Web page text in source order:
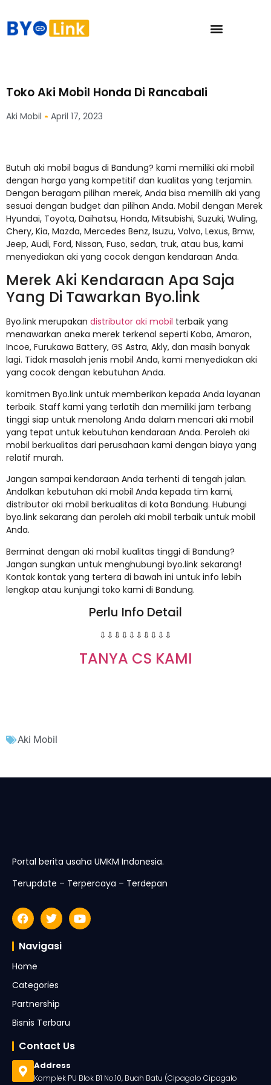
Toko Aki Mobil Honda Di Rancabali
Aki Mobil April 17, 2023
Butuh aki mobil bagus di Bandung? kami memiliki aki mobil
dengan harga yang kompetitif dan kualitas yang terjamin.
Dengan beragam pilihan merek, Anda bisa memilih aki yang
sesuai dengan budget dan pilihan Anda. Mobil dengan Merek
Hyundai, Toyota, Daihatsu, Honda, Mitsubishi, Suzuki, Wuling,
Chery, Kia, Mazda, Mercedes Benz, Isuzu, Volvo, Lexus, Bmw,
Jeep, Audi, Ford, Nissan, Fuso, sedan, truk, atau bus, kami
menyediakan aki yang cocok dengan kendaraan Anda.
Merek Aki Kendaraan Apa Saja
Yang Di Tawarkan Byo.link
Byo.link merupakan distributor aki mobil terbaik yang
menawarkan aneka merek terkenal seperti Koba, Amaron,
Incoe, Furukawa Battery, GS Astra, Akly, dan masih banyak
lagi. Tidak masalah jenis mobil Anda, kami menyediakan aki
yang cocok dengan kebutuhan Anda.
komitmen Byo.link untuk memberikan kepada Anda layanan
terbaik. Staff kami yang terlatih dan memiliki jam terbang
tinggi siap untuk menolong Anda dalam mencari aki mobil
yang tepat untuk kebutuhan kendaraan Anda. Peroleh aki
mobil berkualitas dari perusahaan kami dengan biaya yang
relatif murah.
Jangan sampai kendaraan Anda terhenti di tengah jalan.
Andalkan kebutuhan aki mobil Anda kepada tim kami,
distributor aki mobil berkualitas di kota Bandung. Hubungi
byo.link sekarang dan peroleh aki mobil terbaik untuk mobil
Anda.
Berminat dengan aki mobil kualitas tinggi di Bandung?
Jangan sungkan untuk menghubungi byo.link sekarang!
Kontak kontak yang tertera di bawah ini untuk info lebih
lengkap atau kunjungi toko kami di Bandung.
Perlu Info Detail
⇩⇩⇩⇩⇩⇩⇩⇩⇩⇩
TANYA CS KAMI
Aki Mobil
Portal berita usaha UMKM Indonesia.
Terupdate – Terpercaya – Terdepan
Navigasi
Home
Categories
Partnership
Bisnis Terbaru
Contact Us
Address
Komplek PU Blok B1 No.10, Buah Batu (Cipagalo Cipagalo